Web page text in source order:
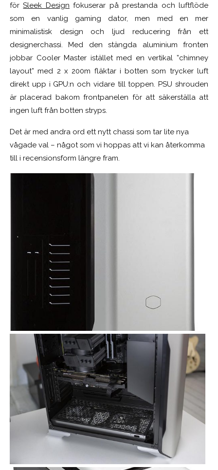
förSleek Design fokuserar på prestanda och luftflöde
som en vanlig gaming dator, men med en mer
minimalistisk design och ljud reducering från ett
designerchassi. Med den stängda aluminium fronten
jobbar Cooler Master istället med en vertikal ”chimney
layout” med 2 x 200m fläktar i botten som trycker luft
direkt upp i GPU:n och vidare till toppen. PSU shrouden
är placerad bakom frontpanelen för att säkerställa att
ingen luft från botten stryps.
Det är med andra ord ett nytt chassi som tar lite nya
vågade val – något som vi hoppas att vi kan återkomma
till i recensionsform längre fram.